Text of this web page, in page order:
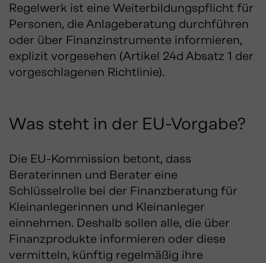
Regelwerk ist eine Weiterbildungspflicht für
Personen, die Anlageberatung durchführen
oder über Finanzinstrumente informieren,
explizit vorgesehen (Artikel 24d Absatz 1 der
vorgeschlagenen Richtlinie).
Was steht in der EU-Vorgabe?
Die EU-Kommission betont, dass
Beraterinnen und Berater eine
Schlüsselrolle bei der Finanzberatung für
Kleinanlegerinnen und Kleinanleger
einnehmen. Deshalb sollen alle, die über
Finanzprodukte informieren oder diese
vermitteln, künftig regelmäßig ihre